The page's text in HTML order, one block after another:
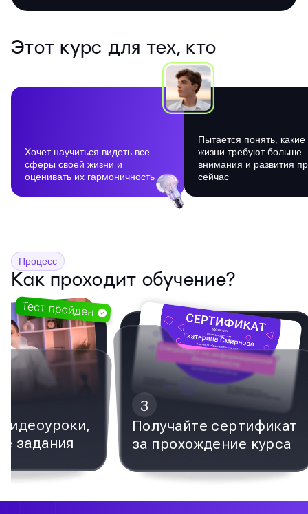
Этот курс для тех, кто
Хочет научиться видеть все
сферы своей жизни и
оценивать их гармоничность
Пытается понять, какие
жизни требуют больше
внимания и развития
сейчас
Процесс
Как проходит обучение?
задания
3
Получайте сертификат
за прохождение курса